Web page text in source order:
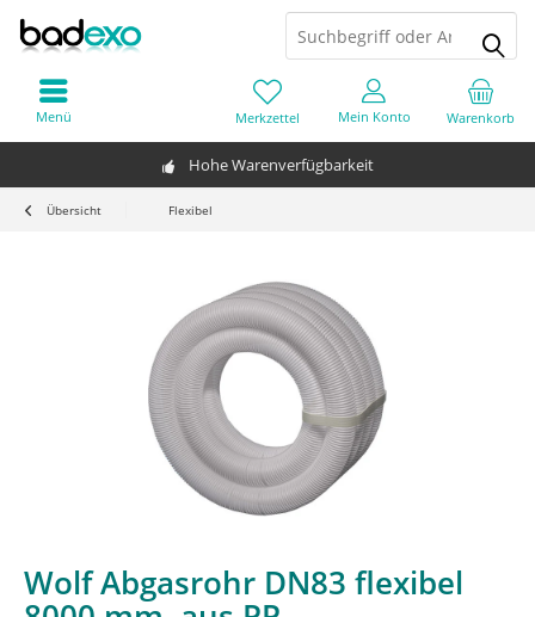
Hohe Warenverfügbarkeit
Warenkorb
Merkzettel Mein Konto
Menü
Übersicht Flexibel
Wolf Abgasrohr DN83 flexibel